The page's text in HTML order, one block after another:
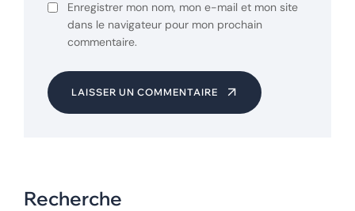
Enregistrer mon nom, mon e-mail et mon site
dans le navigateur pour mon prochain
commentaire.
LAISSER UN COMMENTAIRE
Recherche